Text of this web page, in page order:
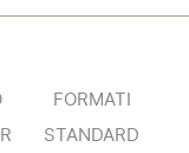
FORMATI
STANDARD